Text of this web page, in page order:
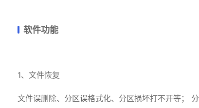
软件功能
1、文件恢复
文件误删除、分区误格式化、分区损坏打不开等；